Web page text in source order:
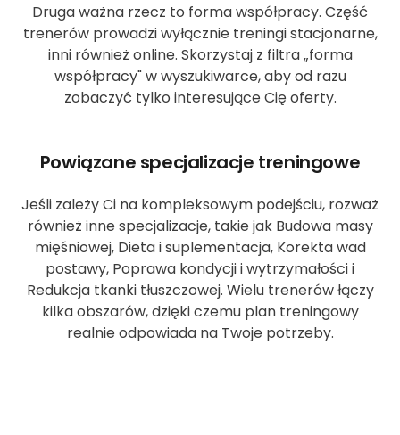
Druga ważna rzecz to forma współpracy. Część
trenerów prowadzi wyłącznie treningi stacjonarne,
inni również online. Skorzystaj z filtra „forma
współpracy" w wyszukiwarce, aby od razu
zobaczyć tylko interesujące Cię oferty.
Powiązane specjalizacje treningowe
Jeśli zależy Ci na kompleksowym podejściu, rozważ
również inne specjalizacje, takie jak Budowa masy
mięśniowej, Dieta i suplementacja, Korekta wad
postawy, Poprawa kondycji i wytrzymałości i
Redukcja tkanki tłuszczowej. Wielu trenerów łączy
kilka obszarów, dzięki czemu plan treningowy
realnie odpowiada na Twoje potrzeby.